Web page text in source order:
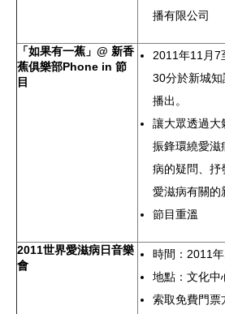
播有限公司
「如果有一蕉」@ 新香
蕉俱樂部Phone in 節
目
2011年11月7
30分於新城
播出。
讓大眾透過大
振鋒環繞愛滋
病的疑問、抒
愛滋病有關的
節目重溫
2011世界愛滋病日音樂
會
時間：2011
地點：文化中
索取免費門票